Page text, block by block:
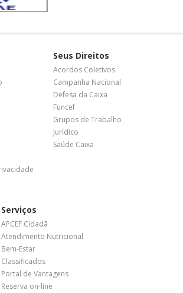
Seus Direitos
Acordos Coletivos
Campanha Nacional
Defesa da Caixa
Funcef
Grupos de Trabalho
Jurídico
Saúde Caixa
Serviços
APCEF Cidadã
Atendimento Nutricional
Bem-Estar
Classificados
Portal de Vantagens
Reserva on-line